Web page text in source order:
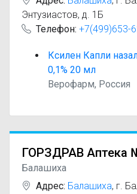
Энтузиастов, д. 1Б
Телефон: +7(499)653-
Ксилен Капли
0,1% 20 мл
Верофарм, Россия
ГОРЗДРАВ Аптека
Балашиха
Адрес: Балашиха, г.